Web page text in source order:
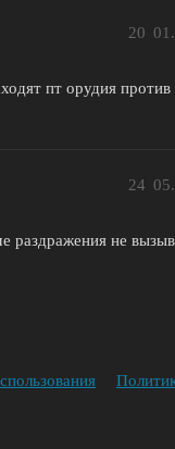
20
пт орудия
24
раздражения не